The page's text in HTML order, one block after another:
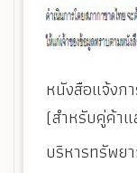
หนังสือแจ้งก
(สำหรับคู่ค้า
บริหารทรัพย